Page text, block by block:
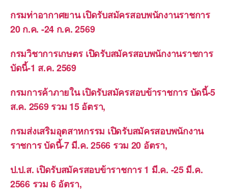
กรมท่าอากาศยาน เปิดรับสมัครสอบพนักงานราชการ
20 ก.ค. -24 ก.ค. 2569
กรมวิชาการเกษตร เปิดรับสมัครสอบพนักงานราชการ
บัดนี้-1 ส.ค. 2569
กรมการค้าภายใน เปิดรับสมัครสอบข้าราชการ บัดนี้-5
ส.ค. 2569 รวม 15 อัตรา,
กรมส่งเสริมอุตสาหกรรม เปิดรับสมัครสอบพนักงาน
ราชการ บัดนี้-7 มี.ค. 2566 รวม 20 อัตรา,
ป.ป.ส. เปิดรับสมัครสอบข้าราชการ 1 มี.ค. -25 มี.ค.
2566 รวม 6 อัตรา,